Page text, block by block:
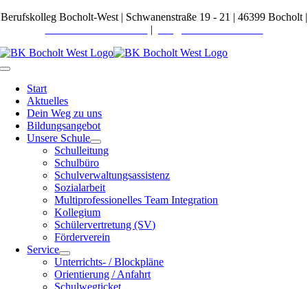
Zum
Berufskolleg Bocholt-West | Schwanenstraße 19 - 21 | 46399 Bocholt |
|
Toggle
Navigation
Start
Aktuelles
Dein Weg zu uns
Bildungsangebot
Unsere Schule
Schulleitung
Schulbüro
Schulverwaltungsassistenz
Sozialarbeit
Multiprofessionelles Team Integration
Kollegium
Schülervertretung (SV)
Förderverein
Service
Unterrichts- / Blockpläne
Orientierung / Anfahrt
Schulwegticket